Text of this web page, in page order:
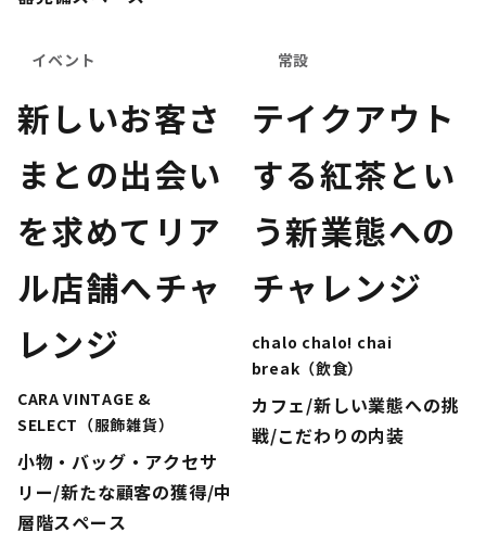
イベント
小物・バッグ・アクセサ
リー/新たな顧客の獲得/中
層階スペース
CARA VINTAGE &
SELECT（服飾雑貨）
新しいお客さ
まとの出会い
を求めてリア
ル店舗へチャ
レンジ
常設
カフェ/新しい業態への挑
戦/こだわりの内装
chalo chalo! chai
break（飲食）
テイクアウト
する紅茶とい
う新業態への
チャレンジ